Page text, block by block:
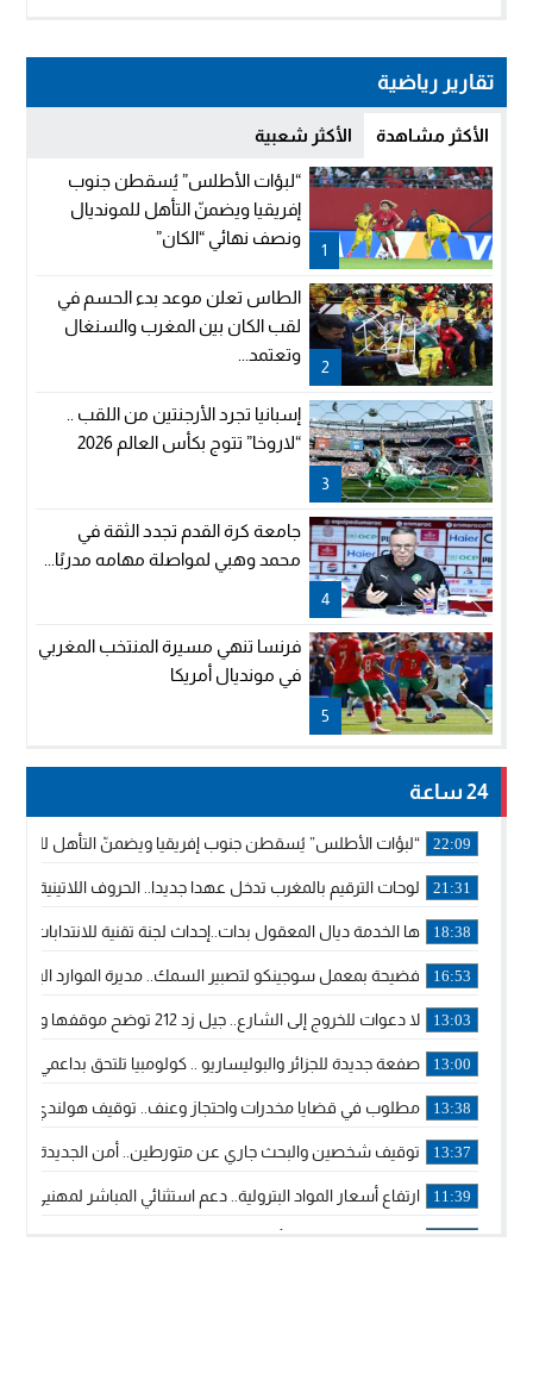
تقارير رياضية
الأكثر مشاهدة الأكثر شعبية
1
“لبؤات الأطلس” يُسقطن جنوب
إفريقيا ويضمنّ التأهل للمونديال
ونصف نهائي “الكان”
2
الطاس تعلن موعد بدء الحسم في
لقب الكان بين المغرب والسنغال
وتعتمد...
3
إسبانيا تجرد الأرجنتين من اللقب ..
“لاروخا” تتوج بكأس العالم 2026
4
جامعة كرة القدم تجدد الثقة في
محمد وهبي لمواصلة مهامه مدربًا...
5
فرنسا تنهي مسيرة المنتخب المغربي
في مونديال أمريكا
24 ساعة
22:09 “لبؤات الأطلس” يُسقطن جنوب إفريقيا ويضمنّ التأهل
21:31 لوحات الترقيم بالمغرب تدخل عهدا جديدا.. الحروف اللاتينية
18:38 ها الخدمة ديال المعقول بدات..إحداث لجنة تقنية للانتدابات
16:53 فضيحة بمعمل سوجينكو لتصبير السمك.. مديرة الموارد
13:03 لا دعوات للخروج إلى الشارع.. جيل زد 212 توضح موقفها وتؤكد أن المنشورات المنسوبة إليها لا تمثل موقفها الرسمي.
13:00 صفعة جديدة للجزائر والبوليساريو .. كولومبيا تلتحق بداعمي
13:38 مطلوب في قضايا مخدرات واحتجاز وعنف.. توقيف هولندي
13:37 توقيف شخصين والبحث جاري عن متورطين.. أمن الجديدة يفك
11:39 ارتفاع أسعار المواد البترولية.. دعم استثنائي المباشر لمهنيي